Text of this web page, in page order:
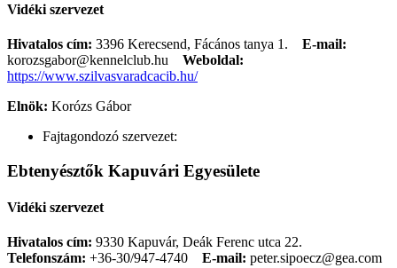
Vidéki szervezet
Hivatalos cím: 3396 Kerecsend, Fácános tanya 1. E-mail:
korozsgabor@kennelclub.hu
Weboldal:
https://www.szilvasvaradcacib.hu/
Elnök: Korózs Gábor
Fajtagondozó szervezet:
Ebtenyésztők Kapuvári Egyesülete
Vidéki szervezet
Hivatalos cím: 9330 Kapuvár, Deák Ferenc utca 22.
Telefonszám: +36-30/947-4740 E-mail: peter.sipoecz@gea.com